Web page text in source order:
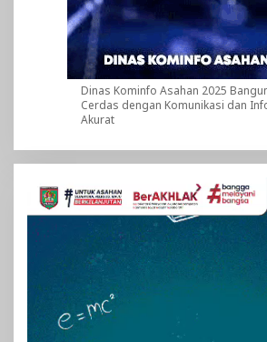
Dinas Kominfo Asahan 2025
Cerdas dengan Komunikasi dan
Akurat
Pemutar
Video